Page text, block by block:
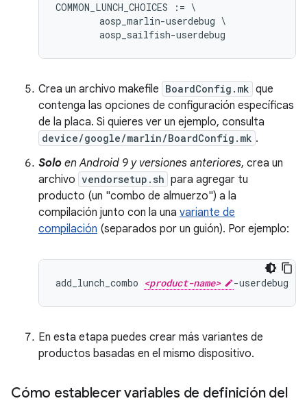
COMMON_LUNCH_CHOICES := \
Crea un archivo makefile BoardConfig.mk que
contenga las opciones de configuración específicas
de la placa. Si quieres ver un ejemplo, consulta
device/google/marlin/BoardConfig.mk .
Solo en Android 9 y versiones anteriores, crea un
archivo vendorsetup.sh para agregar tu
producto (un "combo de almuerzo") a la
compilación junto con la una variante de
compilación (separados por un guión). Por ejemplo:
add_lunch_combo <product-name>
En esta etapa puedes crear más variantes de
productos basadas en el mismo dispositivo.
Cómo establecer variables de definición del